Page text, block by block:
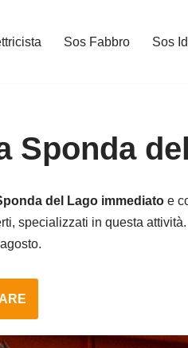
Sos Fabbro Sos
Sponda
del Lago immediatoe
specializzati in questa